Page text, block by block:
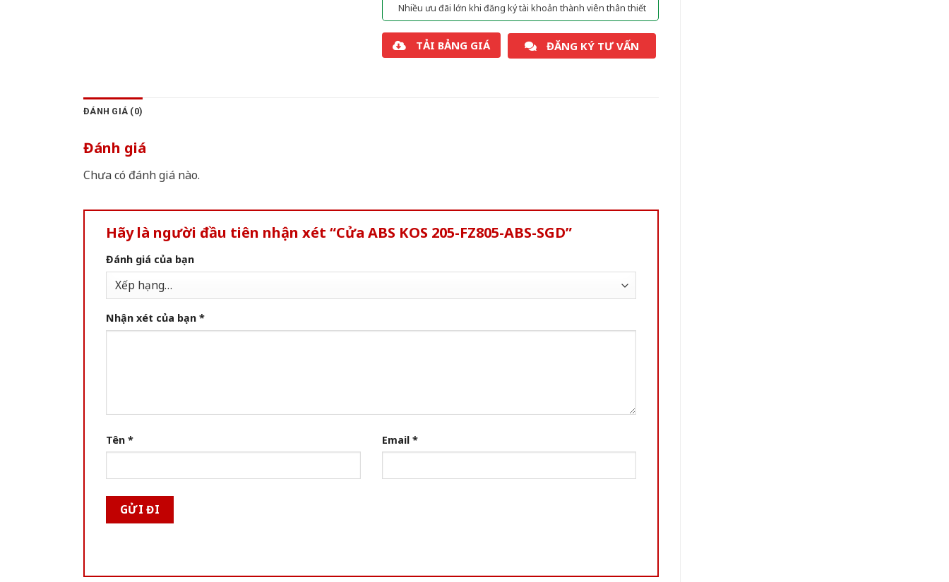
Nhiều ưu đãi lớn khi đăng ký tài khoản thành viên thân thiết
TẢI BẢNG GIÁ ĐĂNG KÝ TƯ VẤN
ĐÁNH GIÁ (0)
Đánh giá
Chưa có đánh giá nào.
Hãy là người đầu tiên nhận xét “Cửa ABS KOS 205-FZ805-ABS-SGD”
Đánh giá của bạn
Nhận xét của bạn *
Tên * Email *